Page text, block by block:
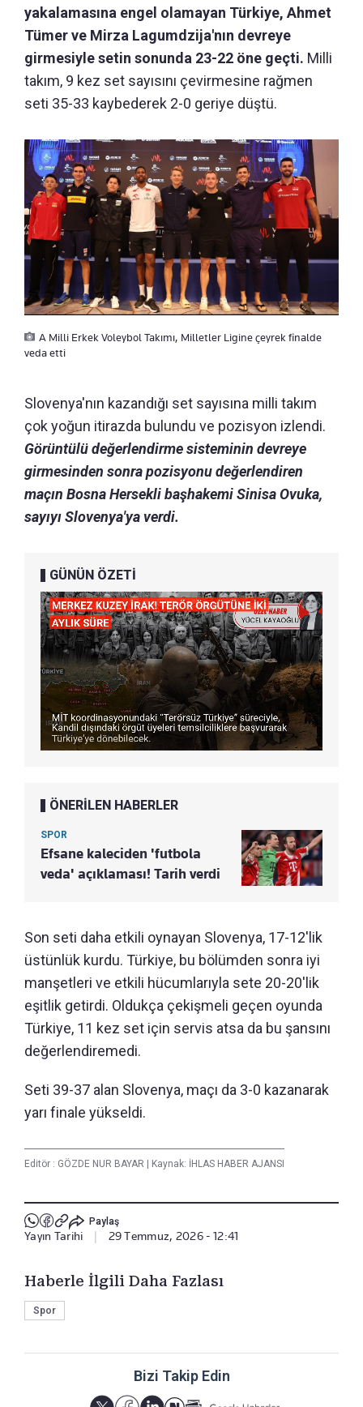
yakalamasına engel olamayan Türkiye, Ahmet
Tümer ve Mirza Lagumdzija'nın devreye
girmesiyle setin sonunda 23-22 öne geçti. Milli
takım, 9 kez set sayısını çevirmesine rağmen
seti 35-33 kaybederek 2-0 geriye düştü.
A Milli Erkek Voleybol Takımı, Milletler Ligine çeyrek finalde
veda etti
Slovenya'nın kazandığı set sayısına milli takım
çok yoğun itirazda bulundu ve pozisyon izlendi.
Görüntülü değerlendirme sisteminin devreye
girmesinden sonra pozisyonu değerlendiren
maçın Bosna Hersekli başhakemi Sinisa Ovuka,
sayıyı Slovenya'ya verdi.
GÜNÜN ÖZETİ
ÖNERİLEN HABERLER
SPOR
Efsane kaleciden 'futbola
veda' açıklaması! Tarih verdi
Son seti daha etkili oynayan Slovenya, 17-12'lik
üstünlük kurdu. Türkiye, bu bölümden sonra iyi
manşetleri ve etkili hücumlarıyla sete 20-20'lik
eşitlik getirdi. Oldukça çekişmeli geçen oyunda
Türkiye, 11 kez set için servis atsa da bu şansını
değerlendiremedi.
Seti 39-37 alan Slovenya, maçı da 3-0 kazanarak
yarı finale yükseldi.
Editör : GÖZDE NUR BAYAR Kaynak: İHLAS HABER AJANSI
Paylaş
Yayın Tarihi 29 Temmuz, 2026 - 12:41
Haberle İlgili Daha Fazlası
Spor
Bizi Takip Edin